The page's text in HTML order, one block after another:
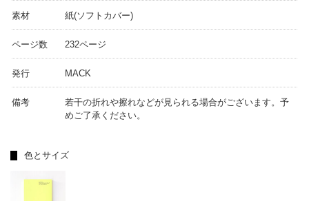
素材 紙(ソフトカバー)
ページ数 232ページ
発行 MACK
備考
若干の折れや擦れなどが見られる場合がございます。予
めご了承ください。
色とサイズ